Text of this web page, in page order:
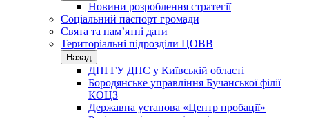
Новини розроблення стратегії
Соціальний паспорт громади
Свята та пам’ятні дати
Територіальні підрозділи ЦОВВ
Назад
ДПІ ГУ ДПС у Київській області
Бородянське управління Бучанської філії
КОЦЗ
Державна установа «Центр пробації»